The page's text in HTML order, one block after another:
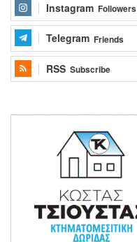
Instagram Followers
Telegram Friends
RSS Subscribe